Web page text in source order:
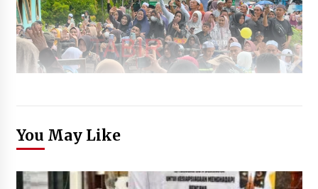
You May Like